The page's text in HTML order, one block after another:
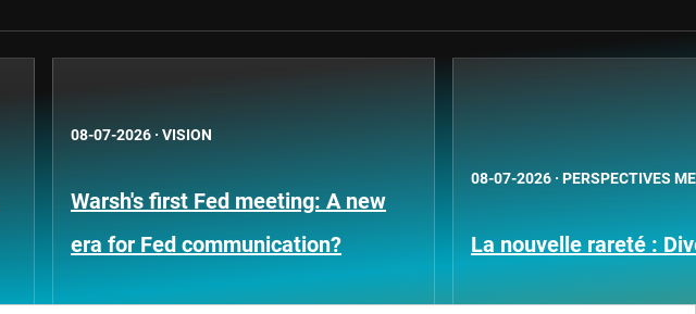
08-07-2026 · VISION
Warsh's first Fed meeting: A new
era for Fed communication?
08-07-2026 · PERSPECTIVES
La nouvelle rareté :